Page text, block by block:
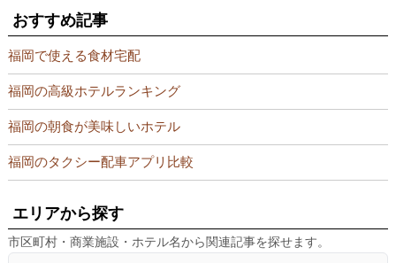
おすすめ記事
福岡で使える食材宅配
福岡の高級ホテルランキング
福岡の朝食が美味しいホテル
福岡のタクシー配車アプリ比較
エリアから探す
市区町村・商業施設・ホテル名から関連記事を探せます。